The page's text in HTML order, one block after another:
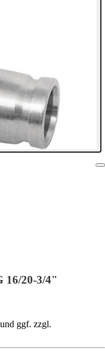
16/20-3/4"
ggf. zzgl.